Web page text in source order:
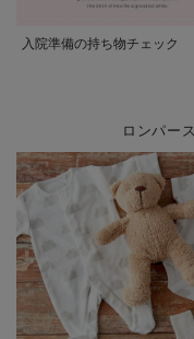
入院準備の持ち物チェック
ロンパー